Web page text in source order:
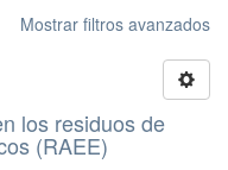
Mostrar filtros avanzados
los residuos de
(RAEE)